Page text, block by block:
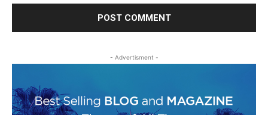
- Advertisment -